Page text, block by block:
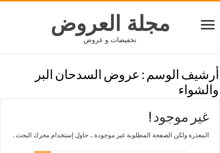
مجلة العروض
تخفيضات و عروض
أرشيف الوسم : عروض السدحان البر
والشواء
غير موجود !
المعذرة ولكن الصفحة المطلوبة غير موجودة .. حاول إستخدام محرك البحث .